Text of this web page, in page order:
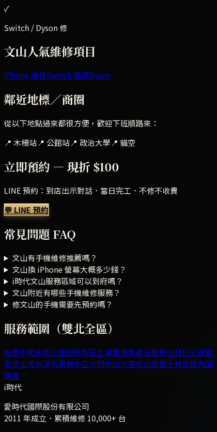
✓
Switch / Dyson 修
文山人氣維修項目
iPhone 維修Switch 搖桿Dyson
鄰近地標／商圈
從以下地點過來都很方便，歡迎下班順路來：
📍 木柵站📍 公館站📍 政治大學📍 貓空
立即預約 — 現折 $100
LINE 預約：到店出示對話．當日完工．不修不收費
💬 LINE 預約
常見問題 FAQ
文山有手機維修推薦嗎？
文山換 iPhone 螢幕大概多少錢？
i時代文山服務區域可以到府嗎？
文山附近有哪些手機維修服務？
修文山的手機需要先預約嗎？
服務範圍（雙北全區）
板橋中和永和三重樹林新莊土城蘆洲新店五股泰山林口三峽鶯
歌汐止淡水深坑萬華中正大同中山大安松山信義士林北投內湖
南港
i時代
愛時代國際股份有限公司
2011 年成立．累積維修 10,000+ 台